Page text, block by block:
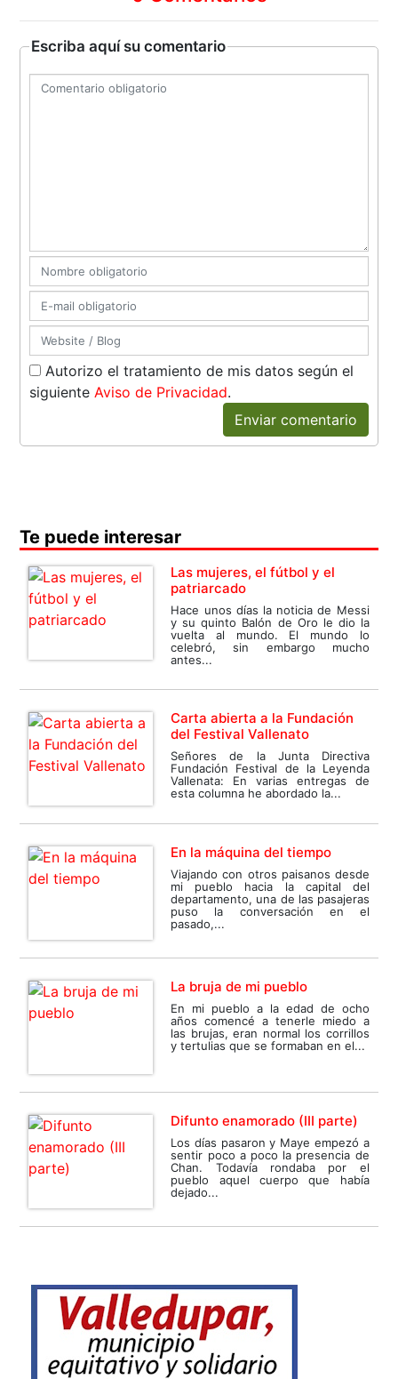
Escriba aquí su comentario
Autorizo el tratamiento de mis datos según el
siguienteAviso de Privacidad.
Enviar comentario
Te puede interesar
Las mujeres, el fútbol y el
patriarcado
Hace unos días la noticia de Messi
y su quinto Balón de Oro le dio la
vuelta al mundo. El mundo lo
celebró, sin embargo mucho
antes...
Carta abierta a la Fundación
del Festival Vallenato
Señores de la Junta Directiva
Fundación Festival de la Leyenda
Vallenata: En varias entregas de
esta columna he abordado la...
En la máquina del tiempo
Viajando con otros paisanos desde
mi pueblo hacia la capital del
departamento, una de las pasajeras
puso la conversación en el
pasado,...
La bruja de mi pueblo
En mi pueblo a la edad de ocho
años comencé a tenerle miedo a
las brujas, eran normal los corrillos
y tertulias que se formaban en el...
Difunto enamorado (III parte)
Los días pasaron y Maye empezó a
sentir poco a poco la presencia de
Chan. Todavía rondaba por el
pueblo aquel cuerpo que había
dejado...